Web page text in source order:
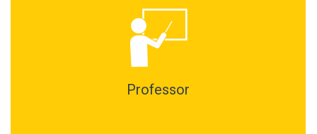
Professor